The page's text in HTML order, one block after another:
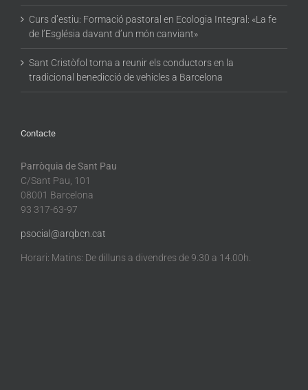
Curs d’estiu: Formació pastoral en Ecologia Integral: «La fe
de l’Església davant d’un món canviant»
Sant Cristòfol torna a reunir els conductors en la
tradicional benedicció de vehicles a Barcelona
Contacte
Parròquia de Sant Pau
C/Sant Pau, 101
08001 Barcelona
93 317-63-97
psocial@arqbcn.cat
Horari: Matins: De dilluns a divendres de 9.30 a 14.00h.